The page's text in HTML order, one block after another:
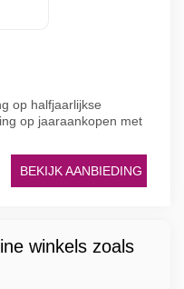
op halfjaarlijkse
op jaaraankopen met
BEKIJK AANBIEDING
winkels zoals